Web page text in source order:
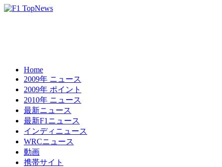
Home
2009年 ニュース
2009年 ポイント
2010年 ニュース
最新ニュース
最新F1ニュース
インディニュース
WRCニュース
動画
携帯サイト